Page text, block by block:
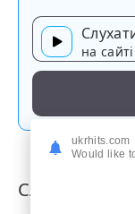
на сайті
Слова пісні
ukrhits.com
Would like